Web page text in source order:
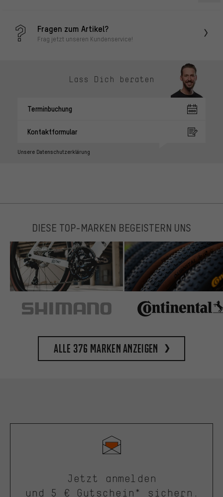
Fragen zum Artikel?
Frag jetzt unseren Kundenservice!
Lass Dich beraten
Terminbuchung
Kontaktformular
Unsere Datenschutzerklärung
DIESE TOP-MARKEN BEGEISTERN UNS
Alle 376 Marken anzeigen
Jetzt anmelden
und 5 € Gutschein* sichern.